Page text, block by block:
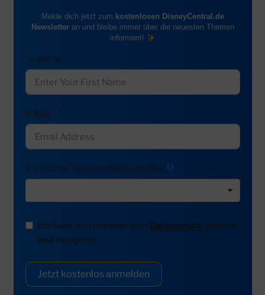
Melde dich jetzt zum kostenlosen DisneyCentral.de
Newsletteran und bleibe immer über die neuesten Themen
informiert!
Vorname
E-Mail
Ich möchte News-Updates erhalten:
Ich habe die Hinweise zum Datenschutz gelesen
und akzeptiert.
Jetzt kostenlos anmelden